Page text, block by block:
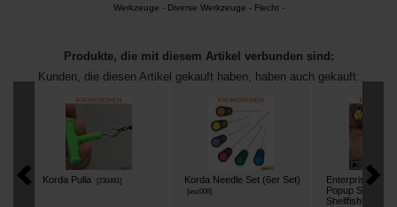
Werkzeuge - Diverse Werkzeuge - Flecht-
Produkte, die mit diesem Artikel verbunden sind:
Kunden, die diesen Artikel gekauft haben, haben auch gekauft:
Korda Pulla [230491] Korda Needle Set (6er Set)
[esc006]
Enterprise
Popup
Shellfish B5 (x8)